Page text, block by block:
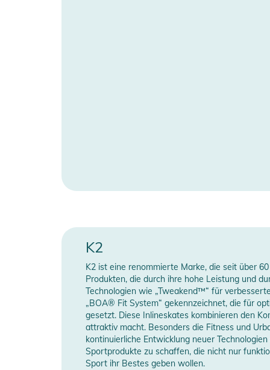
K2
K2 ist eine renommierte Marke, die seit über
Produkten, die durch ihre hohe Leistung und
Technologien wie „Tweakend™“ für
„BOA® Fit System“ gekennzeichnet, die für
gesetzt. Diese Inlineskates kombinieren den
attraktiv macht. Besonders die Fitness und
kontinuierliche Entwicklung neuer
Sportprodukte zu schaffen, die nicht nur
Sport ihr Bestes geben wollen.